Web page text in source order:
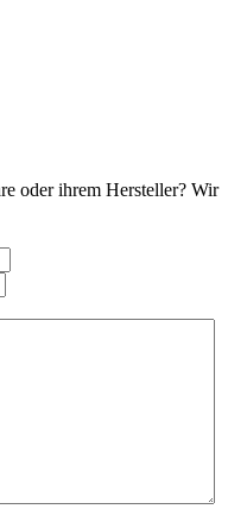
oder ihrem Hersteller? Wir